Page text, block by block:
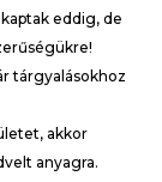
eddig, de
tárgyalásokhoz
akkor
anyagra.